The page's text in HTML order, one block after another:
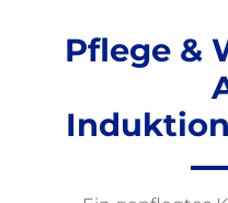
Pflege &